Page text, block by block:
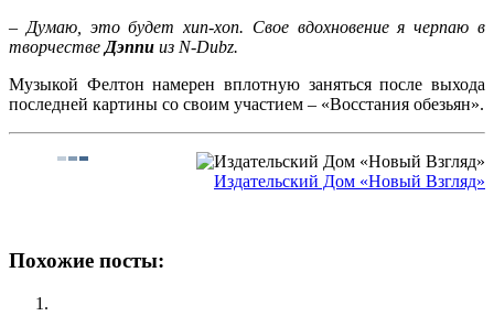
– Думаю, это будет хип-хоп. Свое вдохновение я черпаю в
творчестве Дэппи из N-Dubz.
Музыкой Фелтон намерен вплотную заняться после выхода
последней картины со своим участием – «Восстания обезьян».
Издательский Дом «Новый Взгляд»
Похожие посты: